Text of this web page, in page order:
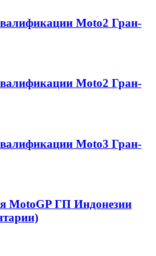
Moto2 Гран-
Moto2 Гран-
Moto3 Гран-
MotoGP ГП Индонезии